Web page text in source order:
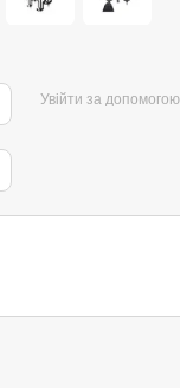
Увійти за допомогою